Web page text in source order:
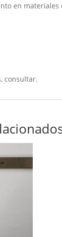
en
consultar.